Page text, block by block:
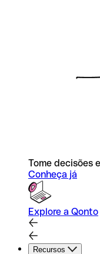
Tome decisões
Conheça já
Explore a Qonto
Recursos